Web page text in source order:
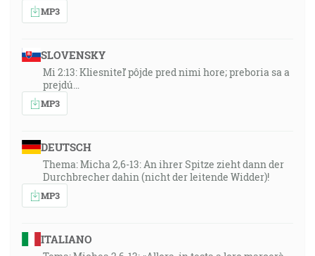
MP3
SLOVENSKY
Mi 2:13: Kliesniteľ pôjde pred nimi hore; preboria sa a
prejdú…
MP3
DEUTSCH
Thema: Micha 2,6-13: An ihrer Spitze zieht dann der
Durchbrecher dahin (nicht der leitende Widder)!
MP3
ITALIANO